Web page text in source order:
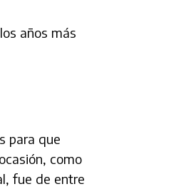
años más
para que
como
fue de entre